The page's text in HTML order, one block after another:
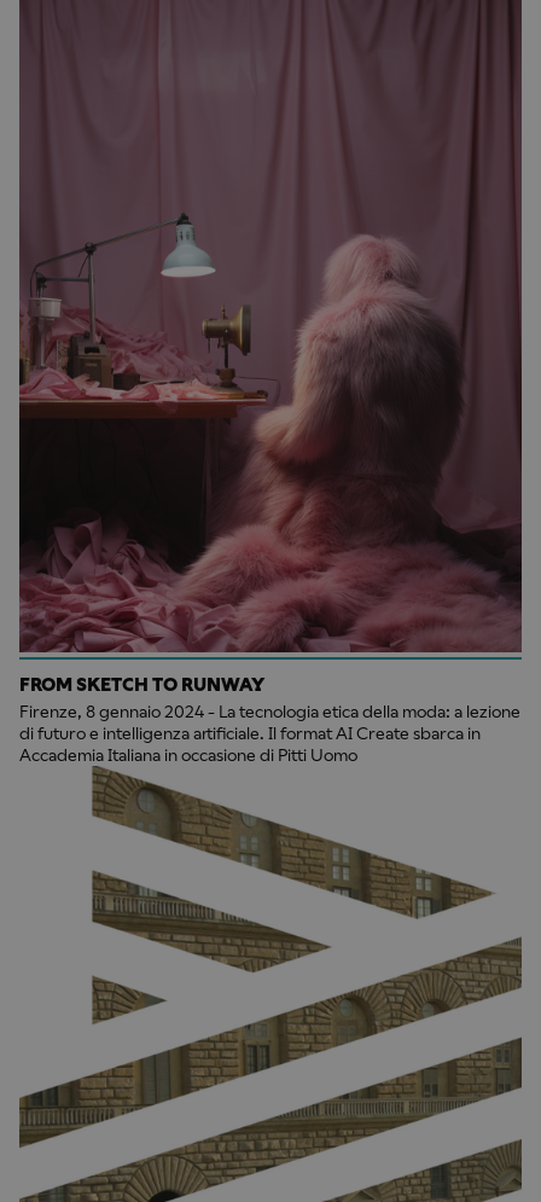
FROM SKETCH TO RUNWAY
Firenze, 8 gennaio 2024 - La tecnologia etica della moda: a lezione
di futuro e intelligenza artificiale. Il format AI Create sbarca in
Accademia Italiana in occasione di Pitti Uomo